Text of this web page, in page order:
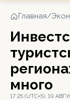
Главная/
много
17:25 (UTC+5), 19